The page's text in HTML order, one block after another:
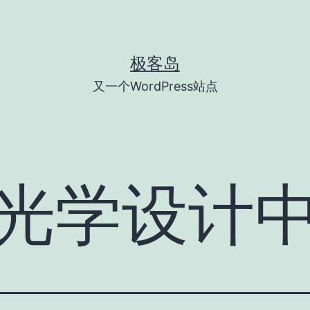
极客岛
又一个WordPress站点
学设计